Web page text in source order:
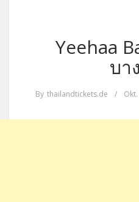
Yeehaa
บา
By thailandtickets.de /